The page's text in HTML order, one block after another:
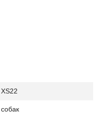
XS22
собак